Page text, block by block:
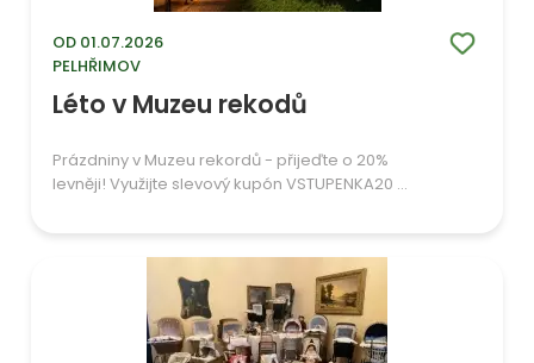
OD 01.07.2026
PELHŘIMOV
Léto v Muzeu rekodů
Prázdniny v Muzeu rekordů - přijeďte o 20%
levněji! Využijte slevový kupón VSTUPENKA20 ...